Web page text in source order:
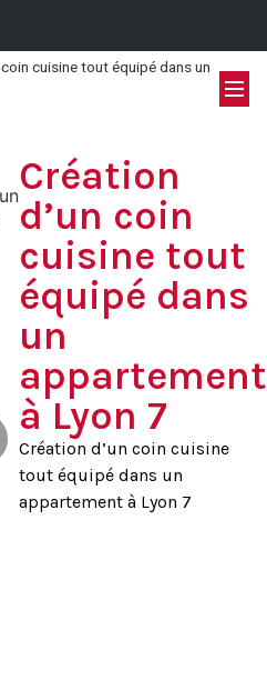
cuisine tout équipé dans un
Création
d’un coin
cuisine tout
équipé dans
un
appartement
à Lyon 7
Création d’un coin cuisine
tout équipé dans un
appartement à Lyon 7